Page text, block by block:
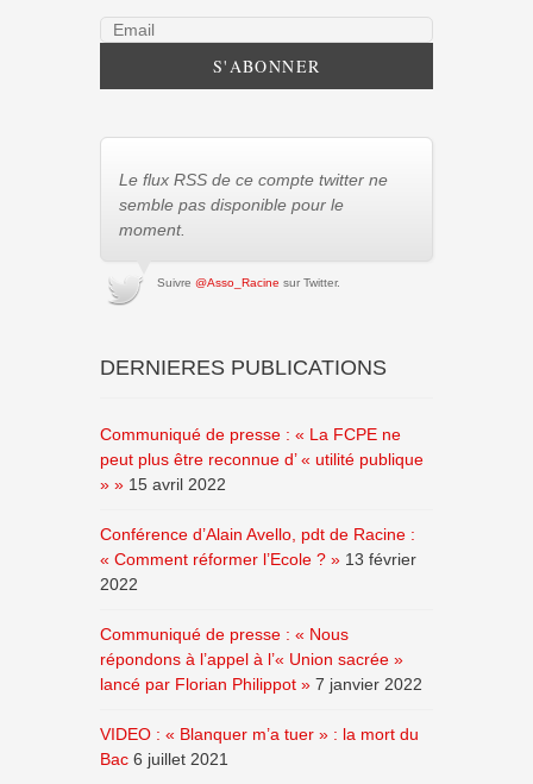
Le flux RSS de ce compte twitter ne
semble pas disponible pour le
moment.
Suivre @Asso_Racine sur Twitter.
DERNIERES PUBLICATIONS
Communiqué de presse : « La FCPE ne
peut plus être reconnue d’ « utilité publique
» » 15 avril 2022
Conférence d’Alain Avello, pdt de Racine :
« Comment réformer l’Ecole ? » 13 février
2022
Communiqué de presse : « Nous
répondons à l’appel à l’« Union sacrée »
lancé par Florian Philippot » 7 janvier 2022
VIDEO : « Blanquer m’a tuer » : la mort du
Bac 6 juillet 2021